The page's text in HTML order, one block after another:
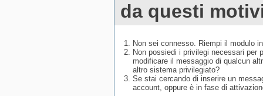
da questi
Non sei connesso. Riempi il modulo
Non possiedi i privilegi necessari per
modificare il messaggio di qualcun
altro sistema privilegiato?
Se stai cercando di inserire un
account, oppure è in fase di